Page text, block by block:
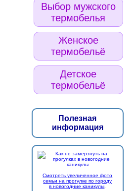
Выбор мужского
термобелья
Женское
термобельё
Детское
термобельё
Полезная
информация
Смотреть увеличенное фото
семьи на прогулке по городу
в новогодние каникулы